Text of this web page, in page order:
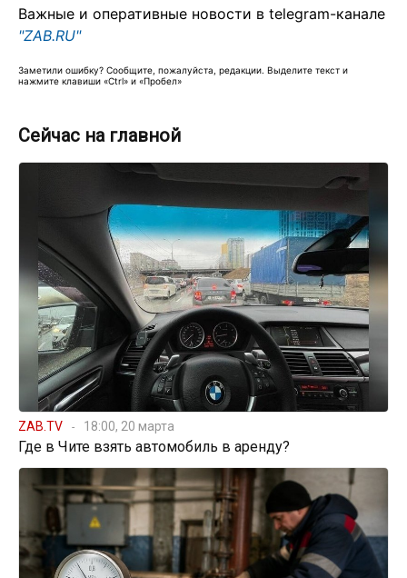
Важные и оперативные новости в telegram-канале
"ZAB.RU"
Заметили ошибку? Сообщите, пожалуйста, редакции. Выделите текст и
нажмите клавиши «Ctrl» и «Пробел»
Сейчас на главной
ZAB.TV 18:00, 20 марта
Где в Чите взять автомобиль в аренду?